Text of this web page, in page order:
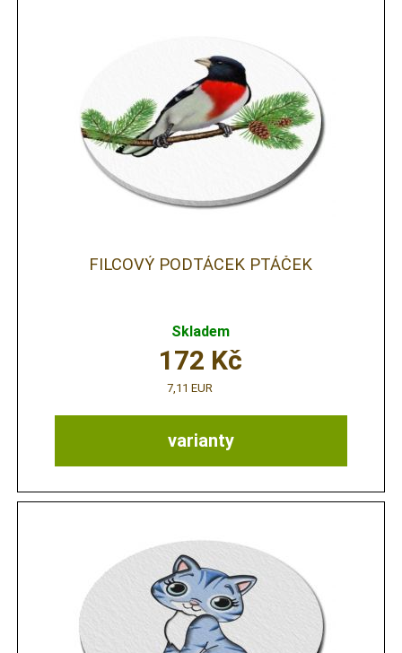
FILCOVÝ PODTÁCEK PTÁČEK
Skladem
varianty
172 Kč
7,11 EUR